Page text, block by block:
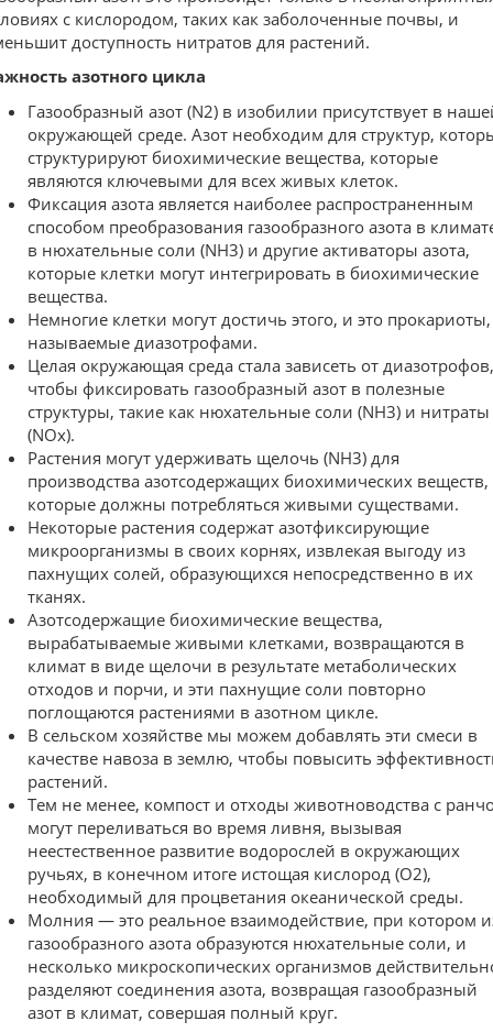
с кислородом, таких как заболоченные почвы, и
доступность нитратов для растений.
азотного цикла
Газообразный азот (N2) в изобилии присутствует в
окружающей среде. Азот необходим для структур,
структурируют биохимические вещества, которые
являются ключевыми для всех живых клеток.
Фиксация азота является наиболее распространенным
способом преобразования газообразного азота в
в нюхательные соли (NH3) и другие активаторы азота,
которые клетки могут интегрировать в биохимические
вещества.
Немногие клетки могут достичь этого, и это прокариоты,
называемые диазотрофами.
Целая окружающая среда стала зависеть от диазотрофов,
чтобы фиксировать газообразный азот в полезные
структуры, такие как нюхательные соли (NH3) и нитраты
(NOx).
Растения могут удерживать щелочь (NH3) для
производства азотсодержащих биохимических веществ,
которые должны потребляться живыми существами.
Некоторые растения содержат азотфиксирующие
микроорганизмы в своих корнях, извлекая выгоду из
пахнущих солей, образующихся непосредственно в их
тканях.
Азотсодержащие биохимические вещества,
вырабатываемые живыми клетками, возвращаются в
климат в виде щелочи в результате метаболических
отходов и порчи, и эти пахнущие соли повторно
поглощаются растениями в азотном цикле.
В сельском хозяйстве мы можем добавлять эти смеси в
качестве навоза в землю, чтобы повысить
растений.
Тем не менее, компост и отходы животноводства с
могут переливаться во время ливня, вызывая
неестественное развитие водорослей в окружающих
ручьях, в конечном итоге истощая кислород (O2),
необходимый для процветания океанической среды.
Молния — это реальное взаимодействие, при котором
газообразного азота образуются нюхательные соли, и
несколько микроскопических организмов
разделяют соединения азота, возвращая газообразный
азот в климат, совершая полный круг.